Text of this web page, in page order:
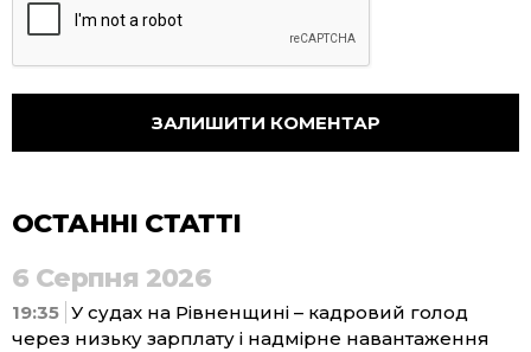
ОСТАННІ СТАТТІ
6 Серпня 2026
19:35 У судах на Рівненщині – кадровий голод
через низьку зарплату і надмірне навантаження